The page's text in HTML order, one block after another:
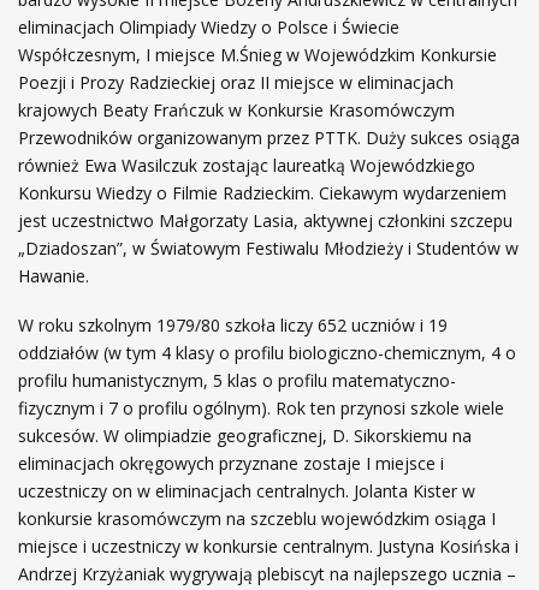
eliminacjach Olimpiady Wiedzy o Polsce i Świecie
Współczesnym, I miejsce M.Śnieg w Wojewódzkim Konkursie
Poezji i Prozy Radzieckiej oraz II miejsce w eliminacjach
krajowych Beaty Frańczuk w Konkursie Krasomówczym
Przewodników organizowanym przez PTTK. Duży sukces osiąga
również Ewa Wasilczuk zostając laureatką Wojewódzkiego
Konkursu Wiedzy o Filmie Radzieckim. Ciekawym wydarzeniem
jest uczestnictwo Małgorzaty Lasia, aktywnej członkini szczepu
„Dziadoszan”, w Światowym Festiwalu Młodzieży i Studentów w
Hawanie.
W roku szkolnym 1979/80 szkoła liczy 652 uczniów i 19
oddziałów (w tym 4 klasy o profilu biologiczno-chemicznym, 4 o
profilu humanistycznym, 5 klas o profilu matematyczno-
fizycznym i 7 o profilu ogólnym). Rok ten przynosi szkole wiele
sukcesów. W olimpiadzie geograficznej, D. Sikorskiemu na
eliminacjach okręgowych przyznane zostaje I miejsce i
uczestniczy on w eliminacjach centralnych. Jolanta Kister w
konkursie krasomówczym na szczeblu wojewódzkim osiąga I
miejsce i uczestniczy w konkursie centralnym. Justyna Kosińska i
Andrzej Krzyżaniak wygrywają plebiscyt na najlepszego ucznia –